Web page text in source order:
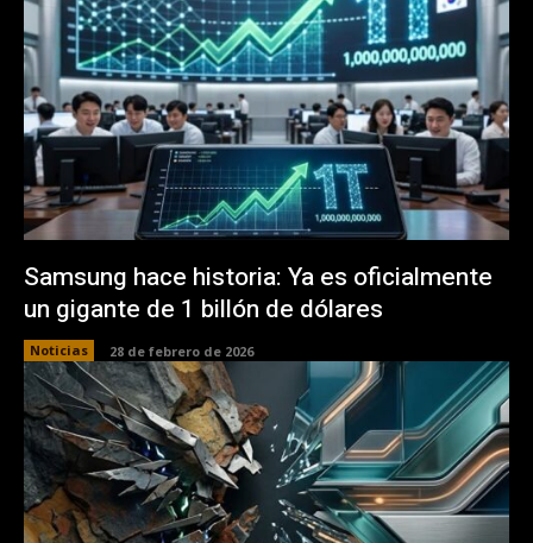
Samsung hace historia: Ya es oficialmente
un gigante de 1 billón de dólares
Noticias 28 de febrero de 2026